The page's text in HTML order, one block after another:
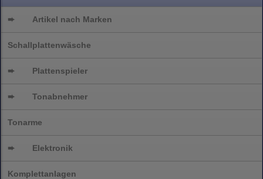
➨ Artikel nach Marken
Schallplattenwäsche
➨ Plattenspieler
➨ Tonabnehmer
Tonarme
➨ Elektronik
Komplettanlagen